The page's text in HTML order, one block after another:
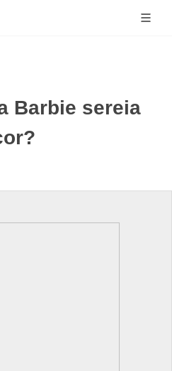
Barbie sereia